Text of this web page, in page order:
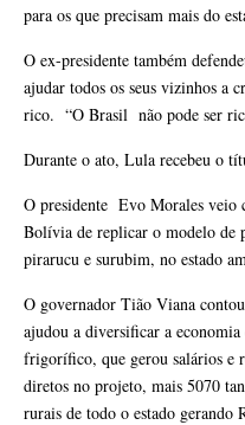
para os que precisam mais do
O ex-presidente também
ajudar todos os seus vizinhos a
rico. “O Brasil não pode ser
Durante o ato, Lula recebeu o
O presidente Evo Morales veio
Bolívia de replicar o modelo de
pirarucu e surubim, no estado
O governador Tião Viana
ajudou a diversificar a
frigorífico, que gerou salários e
diretos no projeto, mais 5070
rurais de todo o estado gerando